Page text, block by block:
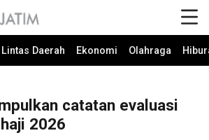
Lintas Daerah Ekonomi Olahraga
catatan evaluasi
2026